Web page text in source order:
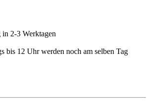
2-3 Werktagen
bis 12 Uhr werden noch am selben Tag